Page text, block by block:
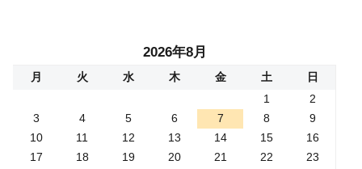
2026年8月
月 火 水 木 金 土
日
1
2
3
4 5 6 7 8
9
10
11 12 13 14 15
16
17
18 19 20 21 22
23